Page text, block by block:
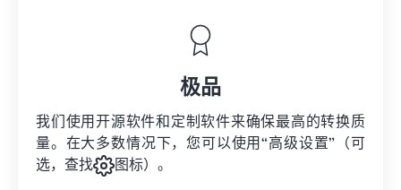
极品
我们使用开源软件和定制软件来确保最高的转换质
量。在大多数情况下，您可以使用“高级设置”（可
选，查找
图标）。